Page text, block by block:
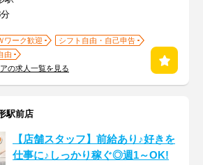
ワーク歓迎
シフト自由・自己申告
由
の求人一覧を見る
駅前店
【店舗スタッフ】前給あり♪好きを
仕事に♪しっかり稼ぐ◎週1～OK!